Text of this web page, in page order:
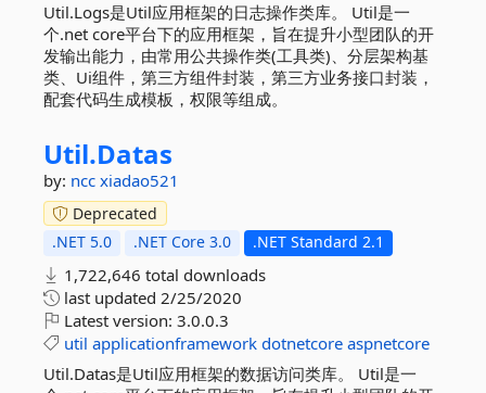
Util.Logs是Util应用框架的日志操作类库。 Util是一
个.net core平台下的应用框架，旨在提升小型团队的开
发输出能力，由常用公共操作类(工具类)、分层架构基
类、Ui组件，第三方组件封装，第三方业务接口封装，
配套代码生成模板，权限等组成。
Util.Datas
by: ncc xiadao521
Deprecated
.NET 5.0
.NET Core 3.0 .NET Standard 2.1
1,722,646 total downloads
last updated 2/25/2020
Latest version: 3.0.0.3
util applicationframework dotnetcore aspnetcore
Util.Datas是Util应用框架的数据访问类库。 Util是一